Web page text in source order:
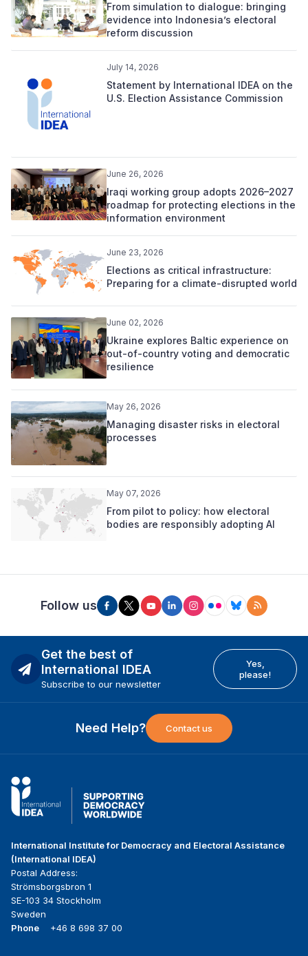
From simulation to dialogue: bringing
evidence into Indonesia’s electoral
reform discussion
July 14, 2026
Statement by International IDEA on the
U.S. Election Assistance Commission
June 26, 2026
Iraqi working group adopts 2026–2027
roadmap for protecting elections in the
information environment
June 23, 2026
Elections as critical infrastructure:
Preparing for a climate-disrupted world
June 02, 2026
Ukraine explores Baltic experience on
out-of-country voting and democratic
resilience
May 26, 2026
Managing disaster risks in electoral
processes
May 07, 2026
From pilot to policy: how electoral
bodies are responsibly adopting AI
Follow us
Get the best of
International IDEA
Subscribe to our newsletter
Yes,
please!
Need Help? Contact us
International Institute for Democracy and Electoral Assistance
(International IDEA)
Postal Address:
Strömsborgsbron 1
SE-103 34 Stockholm
Sweden
Phone
+46 8 698 37 00